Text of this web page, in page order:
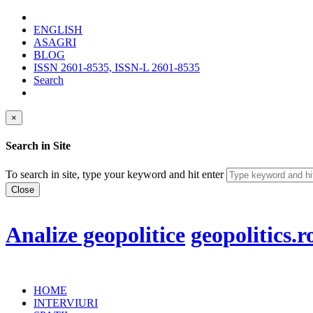
ENGLISH
ASAGRI
BLOG
ISSN 2601-8535, ISSN-L 2601-8535
Search
×
Search in Site
To search in site, type your keyword and hit enter
Close
Analize geopolitice
HOME
INTERVIURI